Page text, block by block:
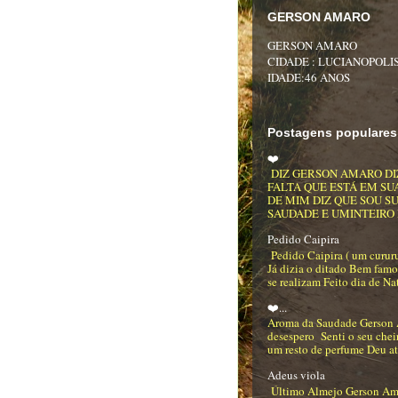
GERSON AMARO
GERSON AMARO
CIDADE :
IDADE:46 ANOS
Postagens populares
❤️
DIZ GERSON AMARO
FALTA QUE ESTÁ EM
DE MIM DIZ QUE SOU
SAUDADE E UMINTEIRO
Pedido Caipira
Pedido Caipira ( um
Já dizia o ditado Bem
se realizam Feito dia de
❤️...
Aroma da Saudade
desespero Senti o seu
um resto de perfume Deu
Adeus viola
Último Almejo Gerson